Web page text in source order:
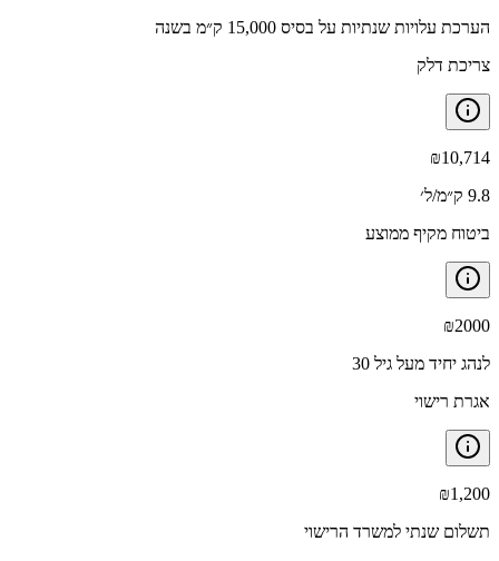
הערכת עלויות שנתיות על בסיס 15,000 ק״מ בשנה
צריכת דלק
₪10,714
9.8 ק״מ/ל׳
ביטוח מקיף ממוצע
₪2000
לנהג יחיד מעל גיל 30
אגרת רישוי
₪1,200
תשלום שנתי למשרד הרישוי